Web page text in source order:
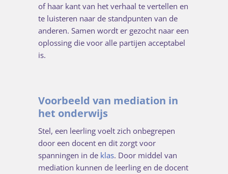
of haar kant van het verhaal te vertellen en
te luisteren naar de standpunten van de
anderen. Samen wordt er gezocht naar een
oplossing die voor alle partijen acceptabel
is.
Voorbeeld van mediation in
het onderwijs
Stel, een leerling voelt zich onbegrepen
door een docent en dit zorgt voor
spanningen in de klas. Door middel van
mediation kunnen de leerling en de docent